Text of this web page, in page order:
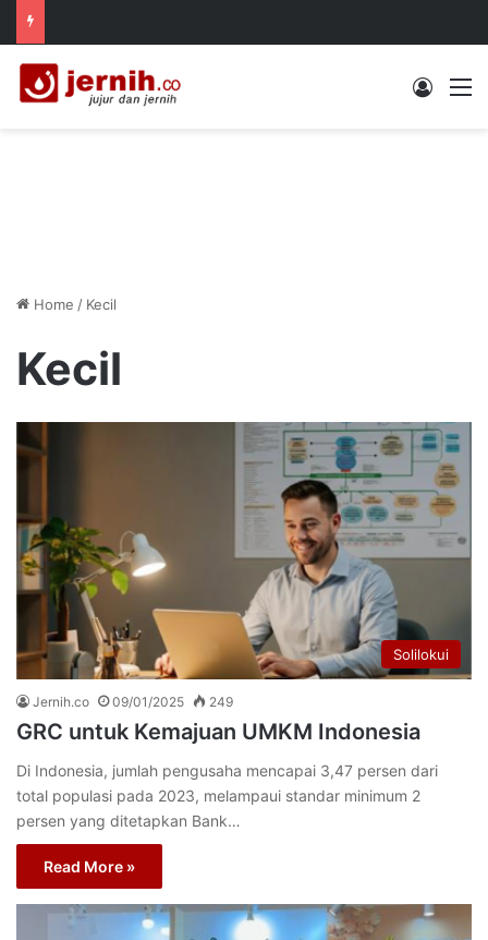
Log In
Home / Kecil
Kecil
Solilokui
Jernih.co 09/01/2025 249
GRC untuk Kemajuan UMKM Indonesia
Di Indonesia, jumlah pengusaha mencapai 3,47 persen dari
total populasi pada 2023, melampaui standar minimum 2
persen yang ditetapkan Bank…
Read More »